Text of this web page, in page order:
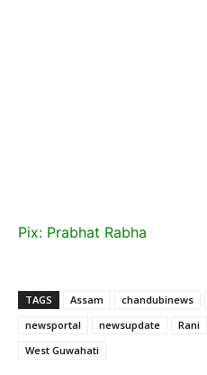
Pix: Prabhat Rabha
TAGS Assam chandubinews
newsportal
newsupdate Rani
West Guwahati